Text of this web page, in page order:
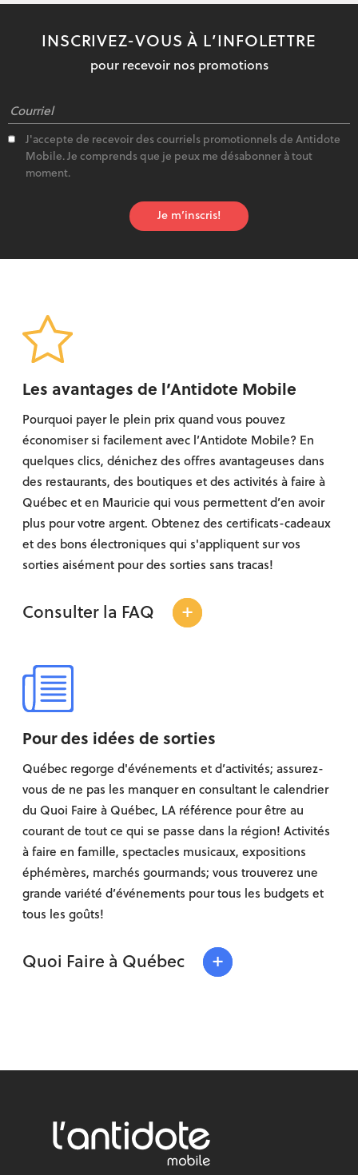
INSCRIVEZ-VOUS À L’INFOLETTRE
pour recevoir nos promotions
J'accepte de recevoir des courriels promotionnels de Antidote
Mobile. Je comprends que je peux me désabonner à tout
moment.
Je m’inscris!
Les avantages de l’Antidote Mobile
Pourquoi payer le plein prix quand vous pouvez
économiser si facilement avec l’Antidote Mobile? En
quelques clics, dénichez des offres avantageuses dans
des restaurants, des boutiques et des activités à faire à
Québec et en Mauricie qui vous permettent d’en avoir
plus pour votre argent. Obtenez des certificats-cadeaux
et des bons électroniques qui s'appliquent sur vos
sorties aisément pour des sorties sans tracas!
Consulter la FAQ +
Pour des idées de sorties
Québec regorge d'événements et d’activités; assurez-
vous de ne pas les manquer en consultant le calendrier
du Quoi Faire à Québec, LA référence pour être au
courant de tout ce qui se passe dans la région! Activités
à faire en famille, spectacles musicaux, expositions
éphémères, marchés gourmands; vous trouverez une
grande variété d’événements pour tous les budgets et
tous les goûts!
Quoi Faire à Québec +